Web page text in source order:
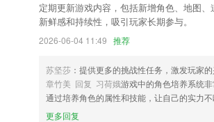
定期更新游戏内容，包括新增角色、地图
新鲜感和持续性，吸引玩家长期参与。
2026-06-04 11:49 推荐
苏坚莎 ：提供更多的挑战性任务，激发玩家
章竹美 回复 习荷娥游戏中的角色培养系统
通过培养角色的属性和技能，让自己的实力不
更多回复